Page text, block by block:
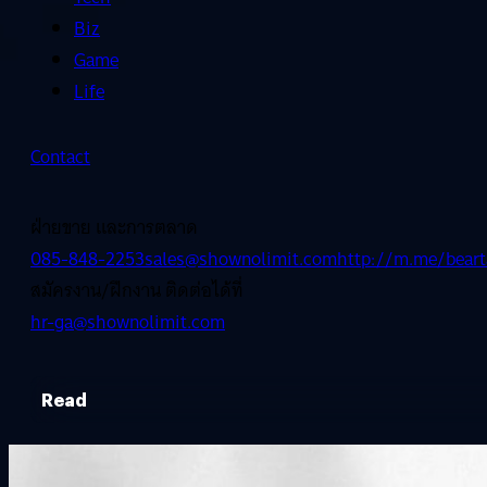
Biz
Game
Life
Contact
ฝ่ายขาย และการตลาด
085-848-2253sales@shownolimit.comhttp://m.me/
สมัครงาน/ฝึกงาน ติดต่อได้ที่
hr-ga@shownolimit.com
Read